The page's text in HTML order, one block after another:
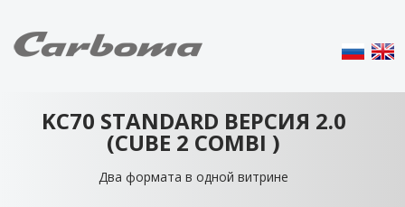
KC70 STANDARD ВЕРСИЯ 2.0
(CUBE 2 COMBI )
Два формата в одной витрине
кубический и радиусный